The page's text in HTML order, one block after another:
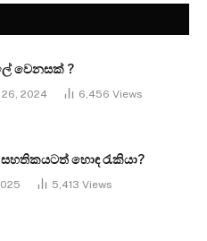
වෙනසක් ?
2024 6,456 Views
සහතිකයටත් හොඳ රැකියා?
5,413 Views